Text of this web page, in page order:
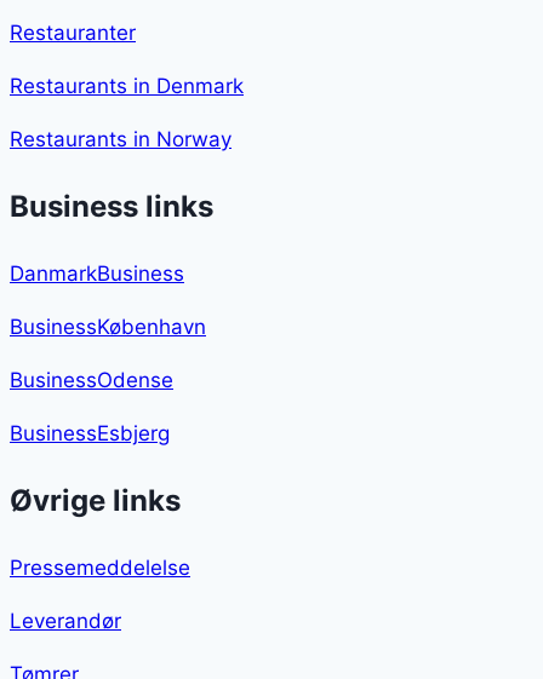
Restauranter
Restaurants in Denmark
Restaurants in Norway
Business links
DanmarkBusiness
BusinessKøbenhavn
BusinessOdense
BusinessEsbjerg
Øvrige links
Pressemeddelelse
Leverandør